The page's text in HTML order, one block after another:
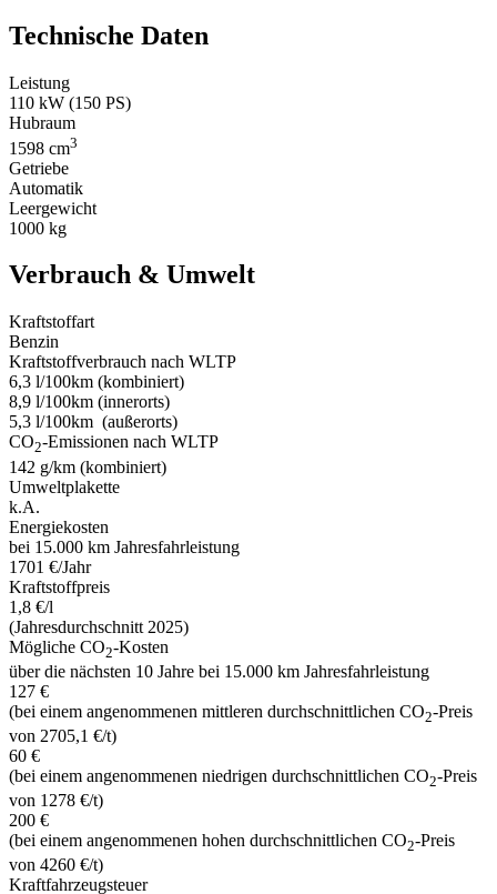
Technische Daten
Leistung
110 kW (150 PS)
Hubraum
1598 cm3
Getriebe
Automatik
Leergewicht
1000 kg
Verbrauch & Umwelt
Kraftstoffart
Benzin
Kraftstoff­verbrauch nach WLTP
6,3 l/100km (kombiniert)
8,9 l/100km (innerorts)
5,3 l/100km (außerorts)
CO2-Emissionen nach WLTP
142 g/km (kombiniert)
Umweltplakette
k.A.
Energiekosten
bei 15.000 km Jahresfahrleistung
1701 €/Jahr
Kraftstoffpreis
1,8 €/l
(Jahresdurchschnitt 2025)
Mögliche CO2-Kosten
über die nächsten 10 Jahre bei 15.000 km Jahresfahrleistung
127 €
(bei einem angenommenen mittleren durchschnittlichen CO2-Preis
von 2705,1 €/t)
60 €
(bei einem angenommenen niedrigen durchschnittlichen CO2-Preis
von 1278 €/t)
200 €
(bei einem angenommenen hohen durchschnittlichen CO2-Preis
von 4260 €/t)
Kraftfahrzeugsteuer